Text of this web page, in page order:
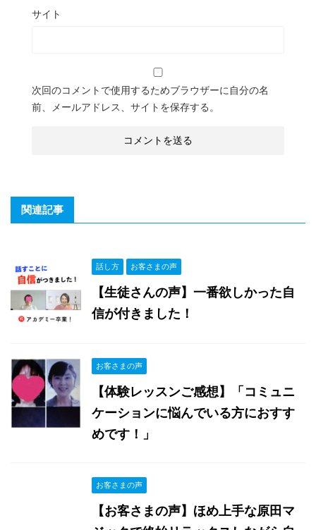
サイト
次回のコメントで使用するためブラウザーに自分の名
前、メールアドレス、サイトを保存する。
関連記事
話し方 お客さまの声
【生徒さんの声】一番欲しかった自
信が付きました！
お客さまの声
【体験レッスンご感想】「コミュニ
ケーションに悩んでいる方におすす
めです！」
お客さまの声
【お客さまの声】ほめ上手な原田マ